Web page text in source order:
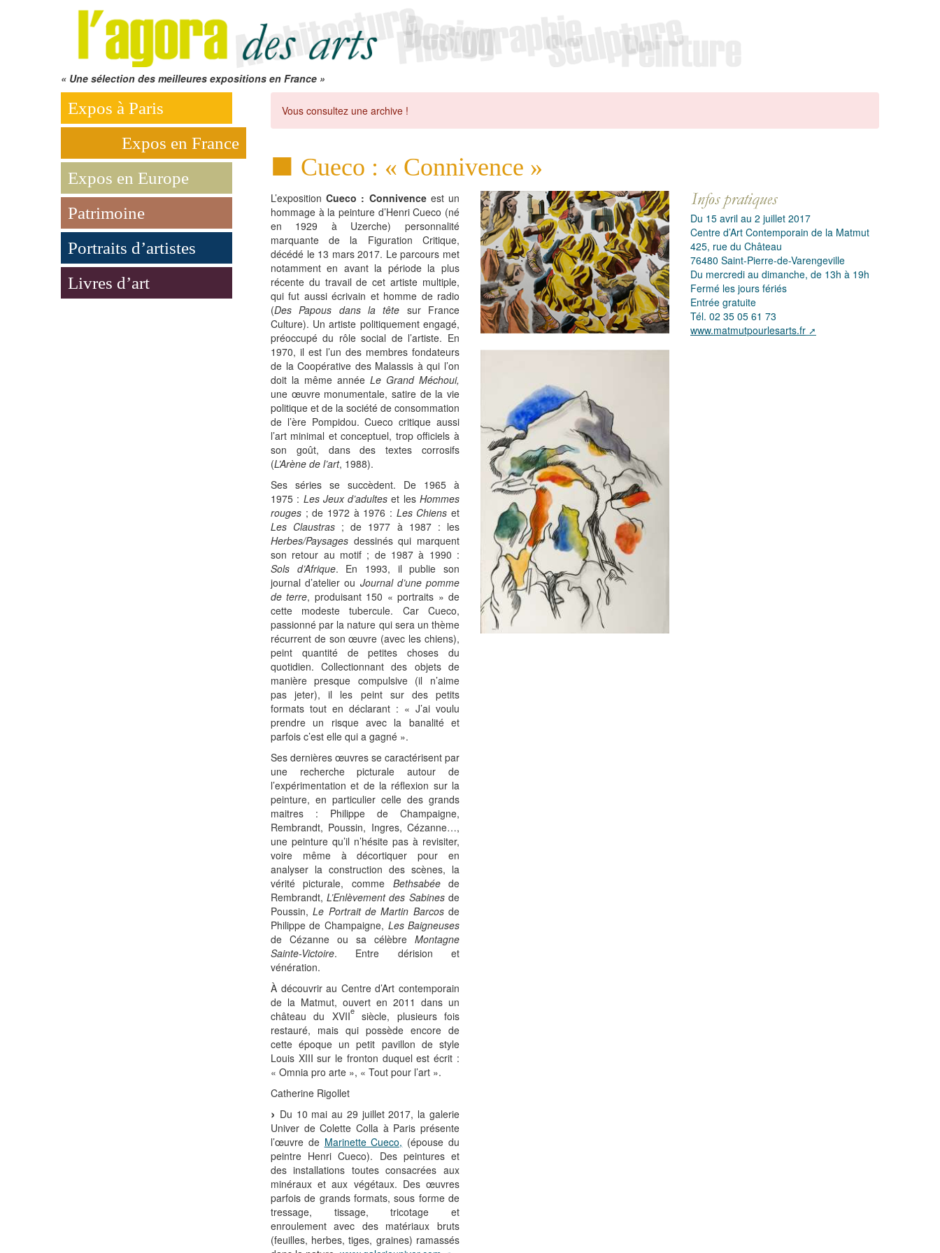
« Une sélection des meilleures expositions en France »
Expos à Paris
Expos en France
Expos en Europe
Patrimoine
Portraits d’artistes
Livres d’art
Vous consultez une archive !
Cueco : « Connivence »
L’expositionCueco : Connivenceest un
hommage à la peinture d’Henri Cueco (né
en 1929 à Uzerche) personnalité
marquante de la Figuration Critique,
décédé le 13 mars 2017. Le parcours met
notamment en avant la période la plus
récente du travail de cet artiste multiple,
qui fut aussi écrivain et homme de radio
(Des Papous dans la tête sur France
Culture). Un artiste politiquement engagé,
préoccupé du rôle social de l’artiste. En
1970, il est l’un des membres fondateurs
de la Coopérative des Malassis à qui l’on
doit la même année Le Grand Méchoui,
une œuvre monumentale, satire de la vie
politique et de la société de consommation
de l’ère Pompidou. Cueco critique aussi
l’art minimal et conceptuel, trop officiels à
son goût, dans des textes corrosifs
(L’Arène de l’art, 1988).
Ses séries se succèdent. De 1965 à
1975 : Les Jeux d’adultes et lesHommes
rouges ; de 1972 à 1976 : Les Chiens et
Les Claustras ; de 1977 à 1987 : les
Herbes/Paysages dessinés qui marquent
son retour au motif ; de 1987 à 1990 :
Sols d’Afrique. En 1993, il publie son
journal d’atelier ou Journal d’une pomme
de terre, produisant 150 « portraits » de
cette modeste tubercule. Car Cueco,
passionné par la nature qui sera un thème
récurrent de son œuvre (avec les chiens),
peint quantité de petites choses du
quotidien. Collectionnant des objets de
manière presque compulsive (il n’aime
pas jeter), il les peint sur des petits
formats tout en déclarant : « J’ai voulu
prendre un risque avec la banalité et
parfois c’est elle qui a gagné ».
Ses dernières œuvres se caractérisent par
une recherche picturale autour de
l’expérimentation et de la réflexion sur la
peinture, en particulier celle des grands
maitres : Philippe de Champaigne,
Rembrandt, Poussin, Ingres, Cézanne…,
une peinture qu’il n’hésite pas à revisiter,
voire même à décortiquer pour en
analyser la construction des scènes, la
vérité picturale, comme Bethsabéede
Rembrandt,L’Enlèvement des Sabinesde
Poussin,Le Portrait de Martin Barcosde
Philippe de Champaigne, Les Baigneuses
de Cézanne ou sa célèbre Montagne
Sainte-Victoire. Entre dérision et
vénération.
À découvrir au Centre d’Art contemporain
de la Matmut, ouvert en 2011 dans un
château du XVIIesiècle, plusieurs fois
restauré, mais qui possède encore de
cette époque un petit pavillon de style
Louis XIII sur le fronton duquel est écrit :
« Omnia pro arte », « Tout pour l’art ».
Catherine Rigollet
Du 10 mai au 29 juillet 2017, la galerie
Univer de Colette Colla à Paris présente
l’œuvre de Marinette Cueco, (épouse du
peintre Henri Cueco). Des peintures et
des installations toutes consacrées aux
minéraux et aux végétaux. Des œuvres
parfois de grands formats, sous forme de
tressage, tissage, tricotage et
enroulement avec des matériaux bruts
(feuilles, herbes, tiges, graines) ramassés
Du 15 avril au 2 juillet 2017
Centre d’Art Contemporain de la Matmut
425, rue du Château
76480 Saint-Pierre-de-Varengeville
Du mercredi au dimanche, de 13h à 19h
Fermé les jours fériés
Entrée gratuite
Tél. 02 35 05 61 73
www.matmutpourlesarts.fr